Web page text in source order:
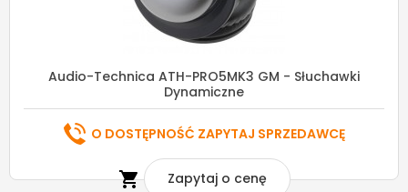
Audio-Technica ATH-PRO5MK3 GM - Słuchawki
Dynamiczne
O DOSTĘPNOŚĆ ZAPYTAJ SPRZEDAWCĘ
 Zapytaj o cenę